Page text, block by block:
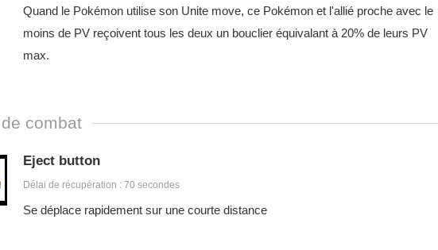
Quand le Pokémon utilise son Unite move, ce Pokémon et l'allié proche avec le
moins de PV reçoivent tous les deux un bouclier équivalant à 20% de leurs PV
max.
combat
Eject button
Délai de récupération : 70 secondes
Se déplace rapidement sur une courte distance